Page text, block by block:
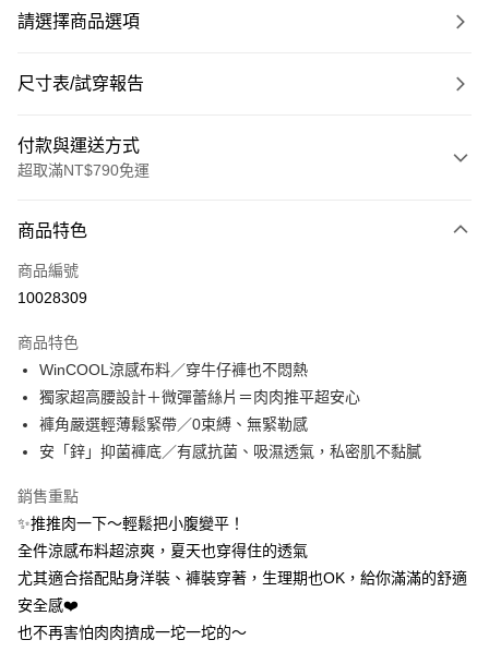
請選擇商品選項
尺寸表/試穿報告
付款與運送方式
超取滿NT$790免運
信用卡一次付款
超商取貨付款
Apple Pay
街口支付
悠遊付
大哥付你分期
相關說明
1.本服務由台灣大哥大提供，台灣大哥大用戶可立即使用無須另外申請。
2.付款方式選擇「大哥付你分期」，訂單成立後會自動跳轉到大哥付的交易
流程，驗證手機門號後，選擇欲分期的期數、繳款截止日，確認付款後即完
成交易。
3.實際核准額度、可分期數及費用金額請依後續交易確認頁面所載為準。
ATM付款
運送方式
全家取貨付款
商品特色
商品編號
10028309
商品特色
WinCOOL涼感布料／穿牛仔褲也不悶熱
獨家超高腰設計＋微彈蕾絲片＝肉肉推平超安心
褲角嚴選輕薄鬆緊帶／0束縛、無緊勒感
安「鋅」抑菌褲底／有感抗菌、吸濕透氣，私密肌不黏膩
銷售重點
✨推推肉一下～輕鬆把小腹變平！
全件涼感布料超涼爽，夏天也穿得住的透氣
尤其適合搭配貼身洋裝、褲裝穿著，生理期也OK，給你滿滿的舒適
安全感❤️
也不再害怕肉肉擠成一坨一坨的～